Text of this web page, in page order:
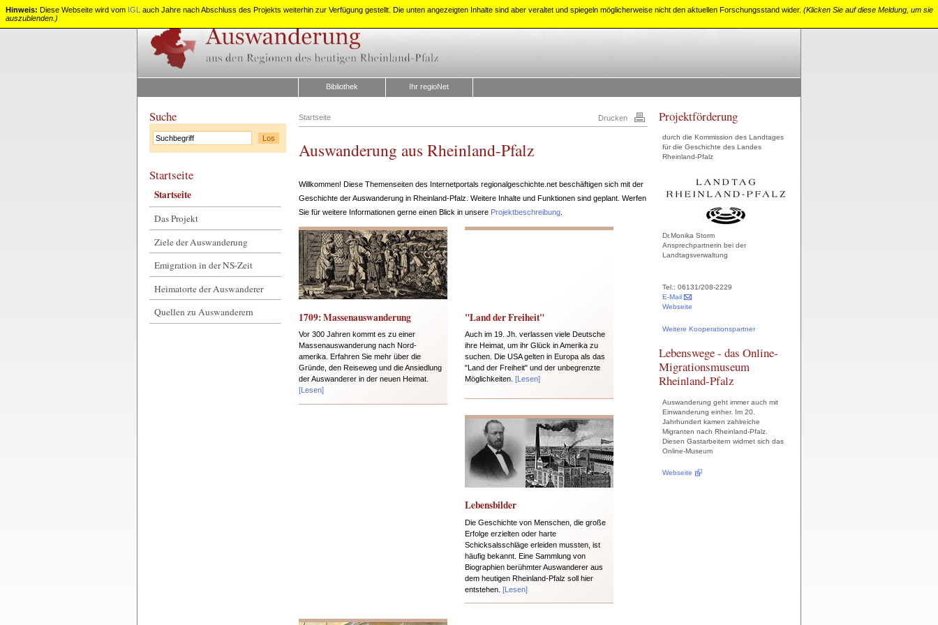
aus
Rheinland-
Pfalz
Home Ihr regioNet Sitemap
Bibliothek Ihr regioNet
Suche
Startseite
Startseite
Das Projekt
Ziele der Auswanderung
Emigration in der NS-Zeit
Heimatorte der Auswanderer
Quellen zu Auswanderern
Projektförderung
durch die Kommission des Landtages
für die Geschichte des Landes
Rheinland-Pfalz
Dr.Monika Storm
Ansprechpartnerin bei der
Landtagsverwaltung
Tel.: 06131/208-2229
E-Mail
Webseite
Weitere Kooperationspartner
Lebenswege - das Online-
Migrationsmuseum
Rheinland-Pfalz
Auswanderung geht immer auch mit
Einwanderung einher. Im 20.
Jahrhundert kamen zahlreiche
Migranten nach Rheinland-Pfalz.
Diesen Gastarbeitern widmet sich das
Online-Museum
Webseite
Drucken
Startseite
Auswanderung aus Rheinland-Pfalz
Willkommen! Diese Themenseiten des Internetportals regionalgeschichte.net beschäftigen sich mit der
Geschichte der Auswanderung in Rheinland-Pfalz. Weitere Inhalte und Funktionen sind geplant. Werfen
Sie für weitere Informationen gerne einen Blick in unsere Projektbeschreibung
1709: Massenauswanderung
Vor 300 Jahren kommt es zu einer
Massenauswanderung nach Nord-
amerika. Erfahren Sie mehr über die
Gründe, den Reiseweg und die Ansiedlung
der Auswanderer in der neuen Heimat.
[Lesen]
"Land der Freiheit"
Auch im 19. Jh. verlassen viele Deutsche
ihre Heimat, um ihr Glück in Amerika zu
suchen. Die USA gelten in Europa als das
"Land der Freiheit" und der unbegrenzte
Möglichkeiten. [Lesen]
Lebensbilder
Die Geschichte von Menschen, die große
Erfolge erzielten oder harte
Schicksalsschläge erleiden mussten, ist
häufig bekannt. Eine Sammlung von
Biographien berühmter Auswanderer aus
dem heutigen Rheinland-Pfalz soll hier
entstehen.[Lesen]
Hinweis: Diese Webseite wird vom IGL auch Jahre nach Abschluss des Projekts weiterhin zur Verfügung gestellt. Die unten angezeigten Inhalte sind aber veraltet und spiegeln möglicherweise nicht den aktuellen Forschungsstand wider. (Klicken Sie auf diese Meldung, um sie
auszublenden.)